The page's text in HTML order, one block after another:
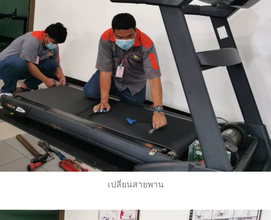
เปลี่ยนสายพาน